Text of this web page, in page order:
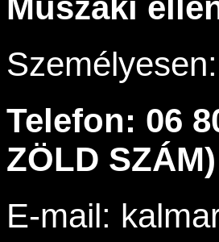
Műszaki
Telefon: 06
ZÖLD SZÁM)
E-mail: